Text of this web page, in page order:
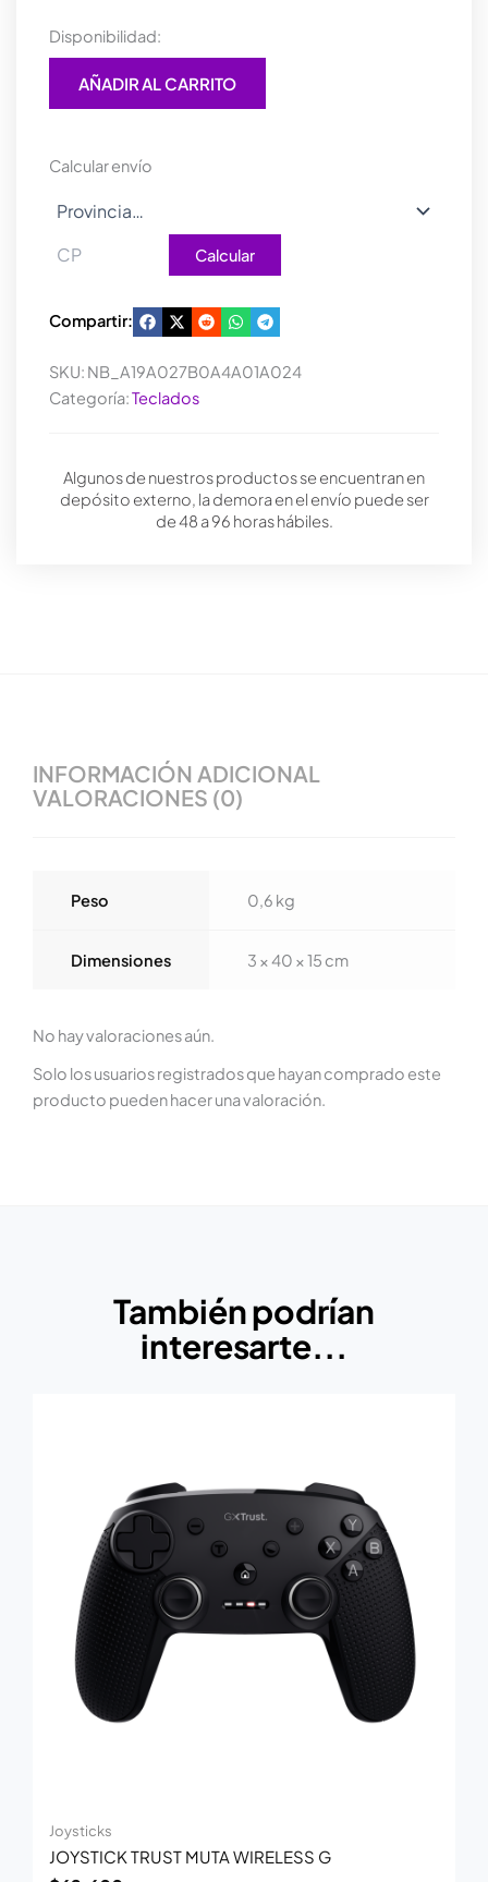
Disponibilidad:
TECLADO
MECANICO
DUCKY
V2
VARMILO
ROSE
PBT
ILUMINACION
BLANCO
cantidad
AÑADIR AL CARRITO
Calcular envío
Calcular
Compartir:
SKU: NB_A19A027B0A4A01A024
Categoría:Teclados
Algunos de nuestros productos se encuentran en
depósito externo, la demora en el envío puede ser
de 48 a 96 horas hábiles.
INFORMACIÓN ADICIONAL
VALORACIONES (0)
Peso 0,6 kg
Dimensiones 3 × 40 × 15 cm
No hay valoraciones aún.
Solo los usuarios registrados que hayan comprado este
producto pueden hacer una valoración.
También podrían
interesarte...
Joysticks
JOYSTICK TRUST MUTA WIRELESS G